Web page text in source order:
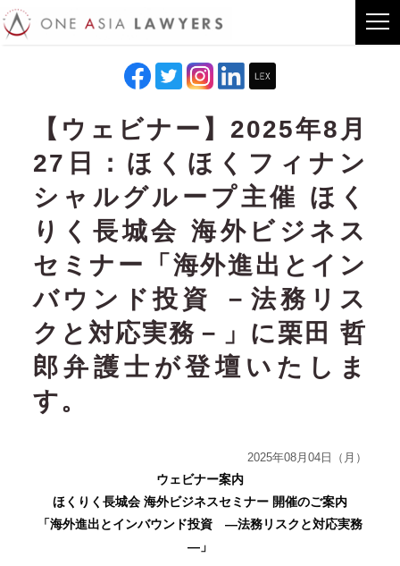
【ウェビナー】2025年8月
27日：ほくほくフィナン
シャルグループ主催 ほく
りく長城会 海外ビジネス
セミナー「海外進出とイン
バウンド投資 －法務リス
クと対応実務－」に栗田 哲
郎弁護士が登壇いたしま
す。
2025年08月04日（月）
ウェビナー案内
ほくりく長城会 海外ビジネスセミナー 開催のご案内
「海外進出とインバウンド投資 ―法務リスクと対応実務
―」